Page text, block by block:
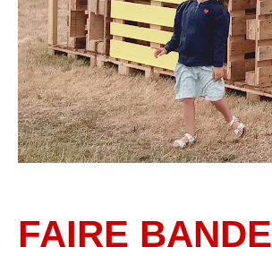
FAIRE BANDE